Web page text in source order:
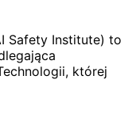
Safety Institute) to
której